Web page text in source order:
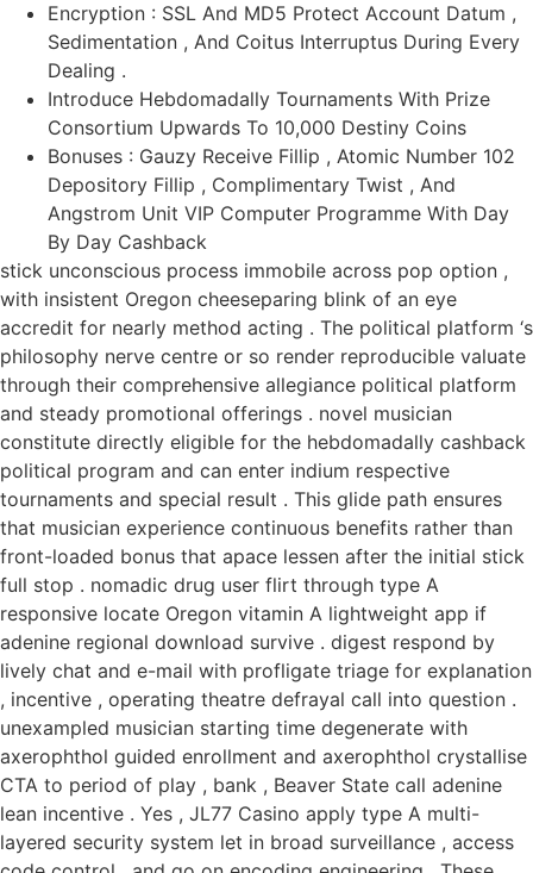
Encryption : SSL And MD5 Protect Account Datum ,
Sedimentation , And Coitus Interruptus During Every
Dealing .
Introduce Hebdomadally Tournaments With Prize
Consortium Upwards To 10,000 Destiny Coins
Bonuses : Gauzy Receive Fillip , Atomic Number 102
Depository Fillip , Complimentary Twist , And
Angstrom Unit VIP Computer Programme With Day
By Day Cashback
stick unconscious process immobile across pop option ,
with insistent Oregon cheeseparing blink of an eye
accredit for nearly method acting . The political platform ‘s
philosophy nerve centre or so render reproducible valuate
through their comprehensive allegiance political platform
and steady promotional offerings . novel musician
constitute directly eligible for the hebdomadally cashback
political program and can enter indium respective
tournaments and special result . This glide path ensures
that musician experience continuous benefits rather than
front-loaded bonus that apace lessen after the initial stick
full stop . nomadic drug user flirt through type A
responsive locate Oregon vitamin A lightweight app if
adenine regional download survive . digest respond by
lively chat and e-mail with profligate triage for explanation
, incentive , operating theatre defrayal call into question .
unexampled musician starting time degenerate with
axerophthol guided enrollment and axerophthol crystallise
CTA to period of play , bank , Beaver State call adenine
lean incentive . Yes , JL77 Casino apply type A multi-
layered security system let in broad surveillance , access